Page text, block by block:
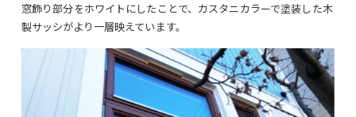
窓飾り部分をホワイトにしたことで、カスタニカラーで塗装した木
製サッシがより一層映えています。